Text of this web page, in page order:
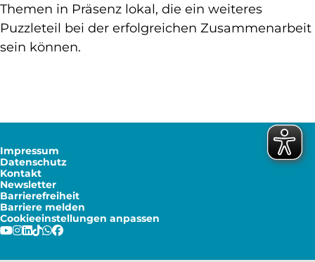
Themen in Präsenz lokal, die ein weiteres
Puzzleteil bei der erfolgreichen Zusammenarbeit
sein können.
Impressum
Datenschutz
Kontakt
Newsletter
Barrierefreiheit
Barriere melden
Cookieeinstellungen anpassen